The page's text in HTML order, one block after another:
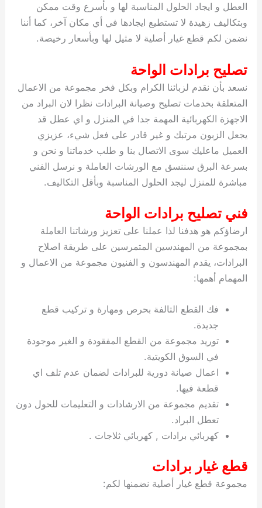
العطل و ايجاد الحلول المناسبة لها و بأسرع وقت ممكن
وبتكاليف زهيدة لا تستطيع ايجادها في أي مكان آخر، كما أننا
نضمن لكم قطع غيار أصلية لا مثيل لها وبأسعار رخيصة.
تصليح برادات الواحة
نسعد بأن نقدم لزبائنا الكرام وبكل فخر مجموعة من الاعمال
المتعلقة بخدمات تصليح وصيانة البرادات نظرا لان البراد من
الاجهزة الكهربائية المهمة جدا في المنزل و اي عطل قد
يجعل الزبون مرتبك و غير قادر على فعل شيء، عزيزي
العميل ماعليك سوى الاتصال بنا و طلب خدماتنا و نحن و
بسرعة البرق سننسق مع الورشات العاملة و نرسل الفني
مباشرة للمنزل ليجد الحلول المناسبة وبأقل التكاليف.
فني تصليح برادات الواحة
ارضاؤكم هو هدفنا لذا عملنا على تعزيز ورشاتنا العاملة
بمجموعة من المهندسين المتمرسين على طريقة اصلاح
البرادات، يقدم المهندسون و الفنيون مجموعة من الاعمال و
المهمام أهمها:
فك القطع التالفة بحرص ومهارة و تركيب قطع
جديدة.
توريد مجموعة من القطع المفقودة و الغير موجودة
في السوق الكويتية.
اعمال صيانة دورية للبرادات لضمان عدم تلف اي
قطعة فيها.
تقديم مجموعة من الارشادات و التعليمات للحول دون
تعطل البراد.
كهربائي برادات , كهربائي ثلاجات .
قطع غيار برادات
مجموعة قطع غيار أصلية نضمنها لكم: